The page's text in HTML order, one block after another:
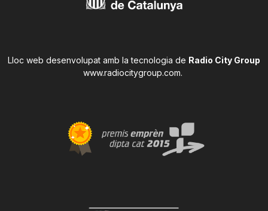
Lloc web desenvolupat amb la tecnologia de Radio City Group
www.radiocitygroup.com.